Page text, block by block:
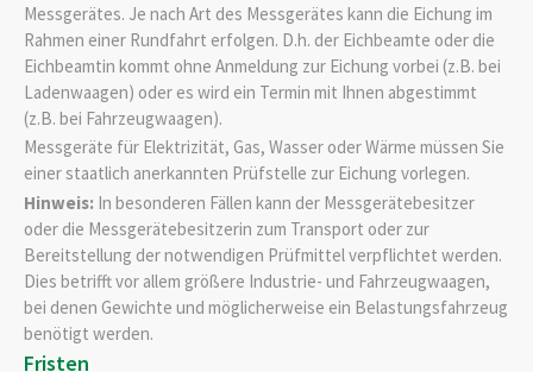
Messgerätes. Je nach Art des Messgerätes kann die Eichung im
Rahmen einer Rundfahrt erfolgen. D.h. der Eichbeamte oder die
Eichbeamtin kommt ohne Anmeldung zur Eichung vorbei (z.B. bei
Ladenwaagen) oder es wird ein Termin mit Ihnen abgestimmt
(z.B. bei Fahrzeugwaagen).
Messgeräte für Elektrizität, Gas, Wasser oder Wärme müssen Sie
einer staatlich anerkannten Prüfstelle zur Eichung vorlegen.
Hinweis: In besonderen Fällen kann der Messgerätebesitzer
oder die Messgerätebesitzerin zum Transport oder zur
Bereitstellung der notwendigen Prüfmittel verpflichtet werden.
Dies betrifft vor allem größere Industrie- und Fahrzeugwaagen,
bei denen Gewichte und möglicherweise ein Belastungsfahrzeug
benötigt werden.
Fristen